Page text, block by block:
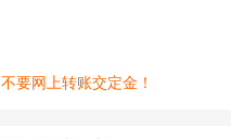
要网上转账交定金！